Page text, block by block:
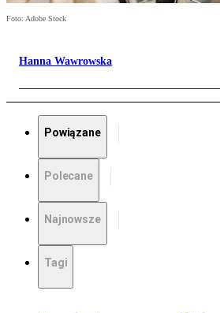
Foto: Adobe Stock
Hanna Wawrowska
Powiązane
Polecane
Najnowsze
Tagi